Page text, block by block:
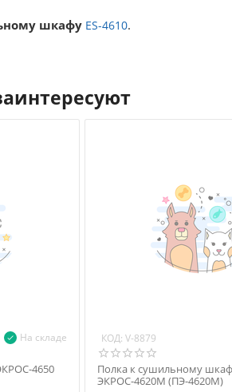
шкафу ES-4610.
На складе
4650
КОД: V-8879
Полка к сушильному
ЭКРОС-4620М (ПЭ-4620М)